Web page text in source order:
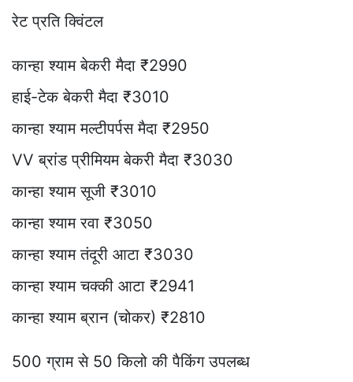
रेट प्रति क्विंटल
कान्हा श्याम बेकरी मैदा ₹2990
हाई-टेक बेकरी मैदा ₹3010
कान्हा श्याम मल्टीपर्पस मैदा ₹2950
VV ब्रांड प्रीमियम बेकरी मैदा ₹3030
कान्हा श्याम सूजी ₹3010
कान्हा श्याम रवा ₹3050
कान्हा श्याम तंदूरी आटा ₹3030
कान्हा श्याम चक्की आटा ₹2941
कान्हा श्याम ब्रान (चोकर) ₹2810
500 ग्राम से 50 किलो की पैकिंग उपलब्ध